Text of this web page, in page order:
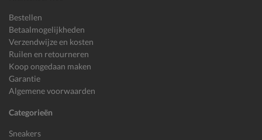
Bestellen
Betaalmogelijkheden
Verzendwijze en kosten
Ruilen en retourneren
Koop ongedaan maken
Garantie
Algemene voorwaarden
Categorieën
Sneakers